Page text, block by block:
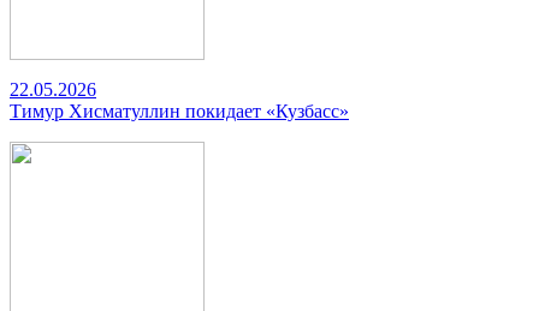
22.05.2026
Тимур Хисматуллин покидает «Кузбасс»